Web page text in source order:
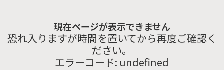
現在ページが表示できません
恐れ入りますが時間を置いてから再度ご確認く
ださい。
エラーコード: undefined